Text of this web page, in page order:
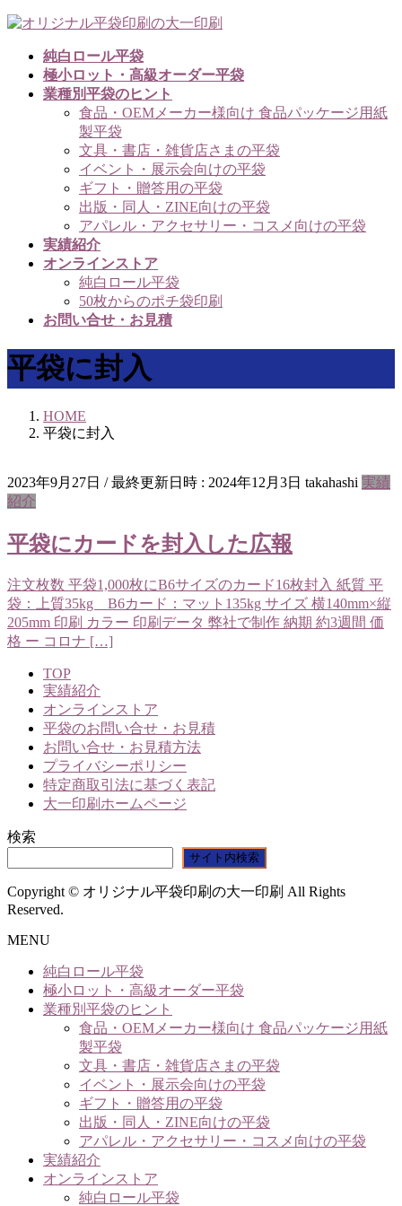
コ
ナ
純白ロール平袋
極小ロット・高級オーダー平袋
業種別平袋のヒント
食品・OEMメーカー様向け 食品パッケージ用紙
製平袋
文具・書店・雑貨店さまの平袋
イベント・展示会向けの平袋
ギフト・贈答用の平袋
出版・同人・ZINE向けの平袋
アパレル・アクセサリー・コスメ向けの平袋
実績紹介
オンラインストア
純白ロール平袋
50枚からのポチ袋印刷
お問い合せ・お見積
平袋に封入
HOME
平袋に封入
2023年9月27日 / 最終更新日時 : 2024年12月3日 takahashi 実績
紹介
平袋にカードを封入した広報
注文枚数 平袋1,000枚にB6サイズのカード16枚封入 紙質 平
袋：上質35kg B6カード：マット135kg サイズ 横140mm×縦
205mm 印刷 カラー 印刷データ 弊社で制作 納期 約3週間 価
格 ー コロナ […]
TOP
実績紹介
オンラインストア
平袋のお問い合せ・お見積
お問い合せ・お見積方法
プライバシーポリシー
特定商取引法に基づく表記
大一印刷ホームページ
検索
サイト内検索
Copyright © オリジナル平袋印刷の大一印刷 All Rights
Reserved.
MENU
純白ロール平袋
極小ロット・高級オーダー平袋
業種別平袋のヒント
食品・OEMメーカー様向け 食品パッケージ用紙
製平袋
文具・書店・雑貨店さまの平袋
イベント・展示会向けの平袋
ギフト・贈答用の平袋
出版・同人・ZINE向けの平袋
アパレル・アクセサリー・コスメ向けの平袋
実績紹介
オンラインストア
純白ロール平袋